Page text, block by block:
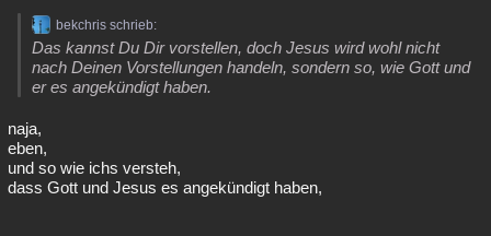
bekchris schrieb:
Das kannst Du Dir vorstellen, doch Jesus wird wohl nicht
nach Deinen Vorstellungen handeln, sondern so, wie Gott und
er es angekündigt haben.
naja,
eben,
und so wie ichs versteh,
dass Gott und Jesus es angekündigt haben,